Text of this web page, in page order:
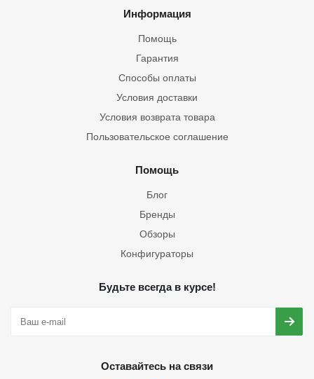
Информация
Помощь
Гарантия
Способы оплаты
Условия доставки
Условия возврата товара
Пользовательское соглашение
Помощь
Блог
Бренды
Обзоры
Конфигураторы
Будьте всегда в курсе!
Оставайтесь на связи